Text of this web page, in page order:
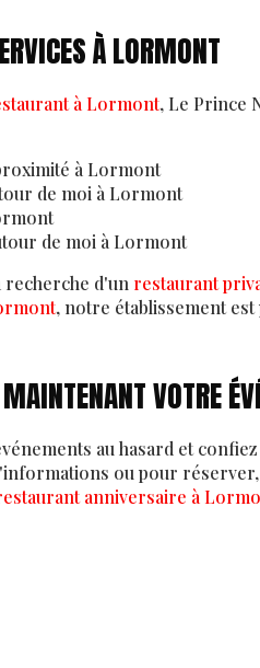
À LORMONT
à Lormont, Le Prince
à Lormont
de moi à Lormont
de moi à Lormont
recherche d'un restaurant
, notre établissement est
VOTRE
au hasard et
ou pour
anniversaire à